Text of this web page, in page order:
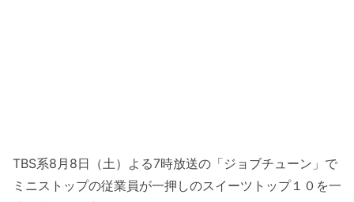
TBS系8月8日（土）よる7時放送の「ジョブチューン」で
ミニストップの従業員が一押しのスイーツトップ１０を一